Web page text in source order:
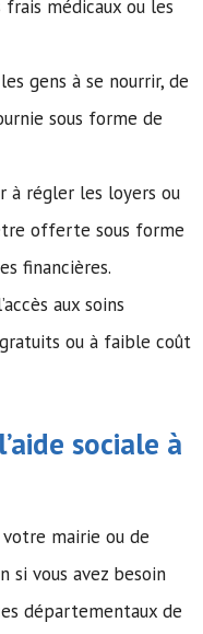
médicaux ou les
gens à se nourrir, de
sous forme de
à régler les loyers ou
offerte sous forme
financières.
aux soins
ou à faible coût
aide sociale à
mairie ou de
si vous avez besoin
départementaux de